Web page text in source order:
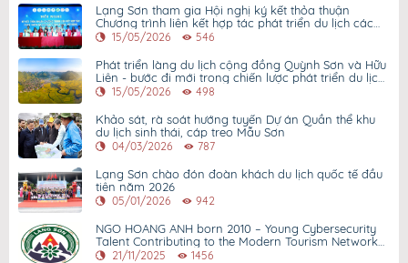
Lạng Sơn tham gia Hội nghị ký kết thỏa thuận
Chương trình liên kết hợp tác phát triển du lịch các
tỉnh Tây Bắc mở rộng và Thành phố Hồ Chí Minh giai
15/05/2026 546
Phát triển làng du lịch cộng đồng Quỳnh Sơn và Hữu
Liên - bước đi mới trong chiến lược phát triển du lịch
Lạng Sơn giai đoạn 2026 - 2030
15/05/2026 498
Khảo sát, rà soát hướng tuyến Dự án Quần thể khu
du lịch sinh thái, cáp treo Mẫu Sơn
04/03/2026 787
Lạng Sơn chào đón đoàn khách du lịch quốc tế đầu
tiên năm 2026
05/01/2026 942
NGO HOANG ANH born 2010 – Young Cybersecurity
Talent Contributing to the Modern Tourism Network
in Lang Son
21/11/2025 1456